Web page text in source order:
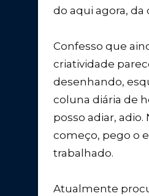
do aqui agora, da
Confesso que
criatividade
desenhando,
coluna diária de
posso adiar,
começo, pego o
trabalhado.
Atualmente